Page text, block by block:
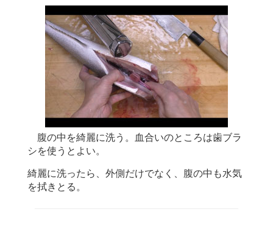
腹の中を綺麗に洗う。血合いのところは歯ブラ
シを使うとよい。
綺麗に洗ったら、外側だけでなく、腹の中も水気
を拭きとる。